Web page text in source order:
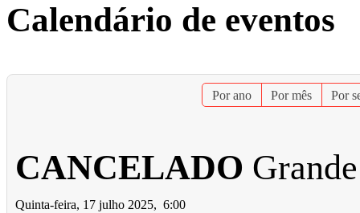
Calendário de eventos
Por ano Por mês Por
CANCELADO
Quinta-feira, 17 julho 2025, 6:00